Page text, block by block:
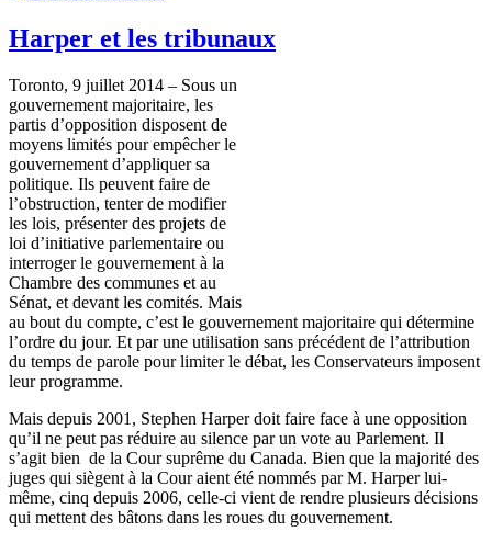
Harper et les tribunaux
Toronto, 9 juillet 2014 – Sous un
gouvernement majoritaire, les
partis d’opposition disposent de
moyens limités pour empêcher le
gouvernement d’appliquer sa
politique. Ils peuvent faire de
l’obstruction, tenter de modifier
les lois, présenter des projets de
loi d’initiative parlementaire ou
interroger le gouvernement à la
Chambre des communes et au
Sénat, et devant les comités. Mais
au bout du compte, c’est le gouvernement majoritaire qui détermine
l’ordre du jour. Et par une utilisation sans précédent de l’attribution
du temps de parole pour limiter le débat, les Conservateurs imposent
leur programme.
Mais depuis 2001, Stephen Harper doit faire face à une opposition
qu’il ne peut pas réduire au silence par un vote au Parlement. Il
s’agit bien de la Cour suprême du Canada. Bien que la majorité des
juges qui siègent à la Cour aient été nommés par M. Harper lui-
même, cinq depuis 2006, celle-ci vient de rendre plusieurs décisions
qui mettent des bâtons dans les roues du gouvernement.